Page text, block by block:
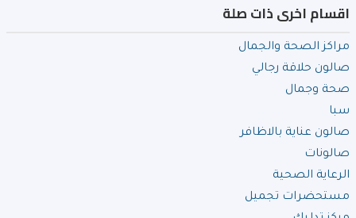
اقسام اخرى ذات صلة
مراكز الصحة والجمال
صالون حلاقة رجالي
صحة وجمال
سبا
صالون عناية بالاظافر
صالونات
الرعاية الصحية
مستحضرات تجميل